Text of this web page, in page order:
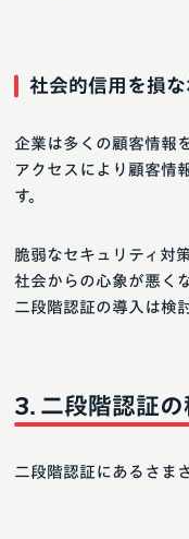
社会的信用を損
企業は多くの顧客情報
アクセスにより顧客情
す。
脆弱なセキュリティ対
社会からの心象が悪く
二段階認証の導入は検
二段階認証の
二段階認証にあるさま